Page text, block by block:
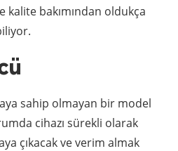
kalite bakımından oldukça
sahip olmayan bir model
cihazı sürekli olarak
çıkacak ve verim almak